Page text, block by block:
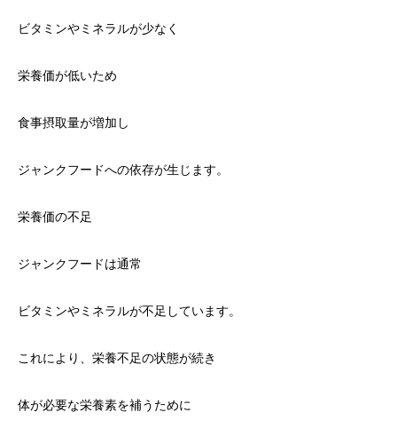
ビタミンやミネラルが少なく
栄養価が低いため
食事摂取量が増加し
ジャンクフードへの依存が生じます。
栄養価の不足
ジャンクフードは通常
ビタミンやミネラルが不足しています。
これにより、栄養不足の状態が続き
体が必要な栄養素を補うために